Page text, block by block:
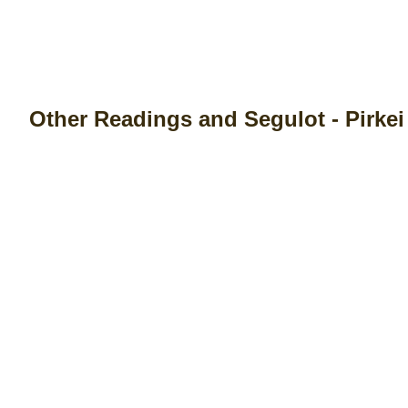
Other Readings and Segulot -